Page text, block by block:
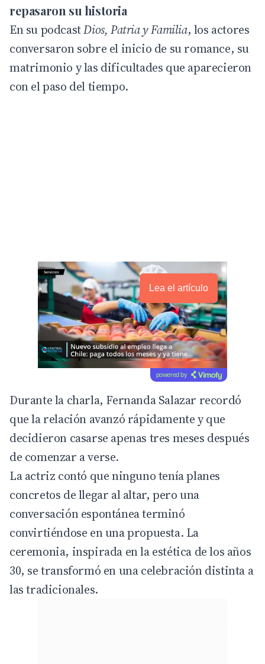
repasaron su historia
En supodcastDios, Patria y Familia, los actores
conversaron sobre el inicio de su romance, su
matrimonio y las dificultades que aparecieron
con el paso del tiempo.
Lea el artículo
powered by
Durante la charla, Fernanda Salazar recordó
que la relación avanzó rápidamente y que
decidieron casarse apenas tres meses después
de comenzar a verse.
La actriz contó que ninguno tenía planes
concretos de llegar al altar, pero una
conversación espontánea terminó
convirtiéndose en una propuesta. La
ceremonia, inspirada en la estética de los años
30, se transformó en una celebración distinta a
las tradicionales.